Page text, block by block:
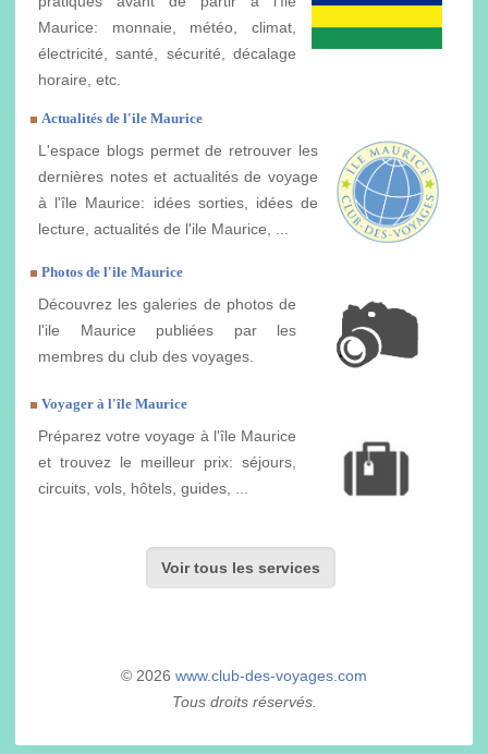
Maurice: monnaie, météo, climat,
électricité, santé, sécurité, décalage
horaire, etc.
Actualités de l'ile Maurice
L'espace blogs permet de retrouver les
dernières notes et actualités de voyage
à l'île Maurice: idées sorties, idées de
lecture, actualités de l'ile Maurice, ...
Photos de l'ile Maurice
Découvrez les galeries de photos de
l'ile Maurice publiées par les
membres du club des voyages.
Voyager à l'île Maurice
Préparez votre voyage à l'île Maurice
et trouvez le meilleur prix: séjours,
circuits, vols, hôtels, guides, ...
Voir tous les services
© 2026 www.club-des-voyages.com
Tous droits réservés.